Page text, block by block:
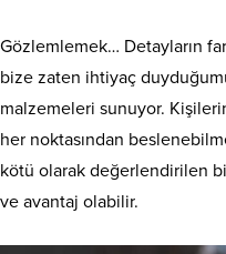
Gözlemlemek… Detayların
bize zaten ihtiyaç
malzemeleri sunuyor. Kişilerin
her noktasından
kötü olarak değerlendirilen
ve avantaj olabilir.